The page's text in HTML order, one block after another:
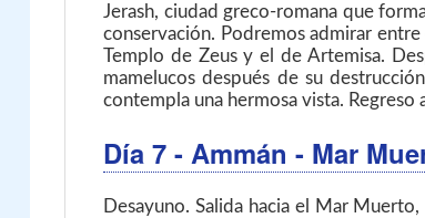
Jerash, ciudad greco-romana que
conservación. Podremos admirar
Templo de Zeus y el de Artemisa.
mamelucos después de su
contempla una hermosa vista. Regreso
Día 7 - Ammán - Mar
Desayuno. Salida hacia el Mar